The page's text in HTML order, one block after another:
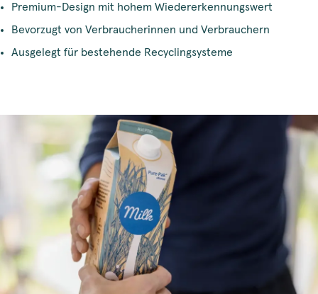
Premium-Design mit hohem Wiedererkennungswert
Bevorzugt von Verbraucherinnen und Verbrauchern
Ausgelegt für bestehende Recyclingsysteme